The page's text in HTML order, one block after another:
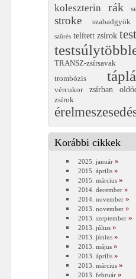
koleszterin
rák
stroke szabadgyök
szűrés telített zsírok
TRANSZ-zsírsavak
trombózis
vércukor zsírban
zsírok
Korábbi cikkek
2025. január
2015. április
2015. március
2014. december
2014. november
2013. november
2013. szeptember
2013. július
2013. június
2013. május
2013. április
2013. március
2013. február